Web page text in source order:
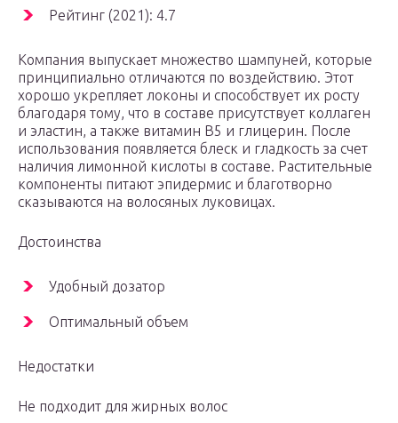
Рейтинг (2021): 4.7
Компания выпускает множество шампуней, которые
принципиально отличаются по воздействию. Этот
хорошо укрепляет локоны и способствует их росту
благодаря тому, что в составе присутствует коллаген
и эластин, а также витамин B5 и глицерин. После
использования появляется блеск и гладкость за счет
наличия лимонной кислоты в составе. Растительные
компоненты питают эпидермис и благотворно
сказываются на волосяных луковицах.
Достоинства
Удобный дозатор
Оптимальный объем
Недостатки
Не подходит для жирных волос